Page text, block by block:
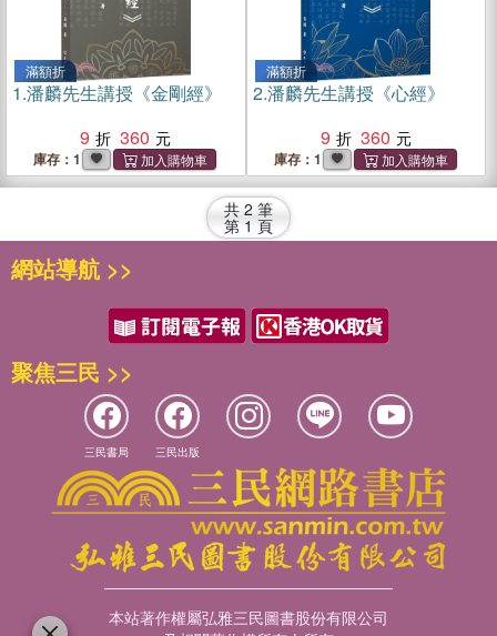
滿額折
1.潘麟先生講授《金剛經》
9
360
庫存：1
滿額折
2.潘麟先生講授《心經》
9
360
庫存：1
共 2 筆
第 1 頁
網站導航 >>
聚焦三民 >>
三民書局 三民出版
本站著作權屬弘雅三民圖書股份有限公司